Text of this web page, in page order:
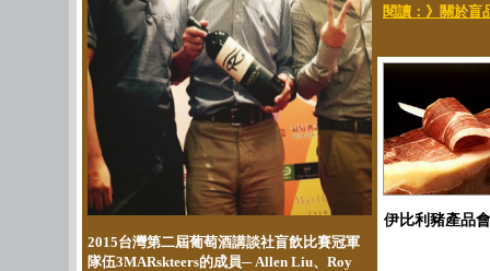
2015台灣第二屆葡萄酒講談社盲飲比賽冠軍
隊伍3MARskteers的成員─ Allen Liu、Roy
閱讀：》關於
伊比利豬產品會